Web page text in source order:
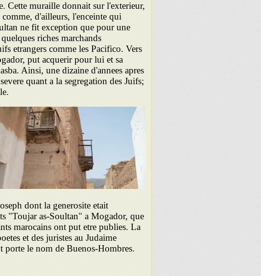
Cette muraille donnait sur l'exterieur,
d'ailleurs, l'enceinte qui
ne fit exception que pour une
riches marchands
etrangers comme les Pacifico. Vers
put acquerir pour lui et sa
Ainsi, une dizaine d'annees apres
quant a la segregation des Juifs;
dont la generosite etait
"Toujar as-Soultan" a Mogador, que
marocains ont put etre publies. La
et des juristes au Judaime
porte le nom de Buenos-Hombres.